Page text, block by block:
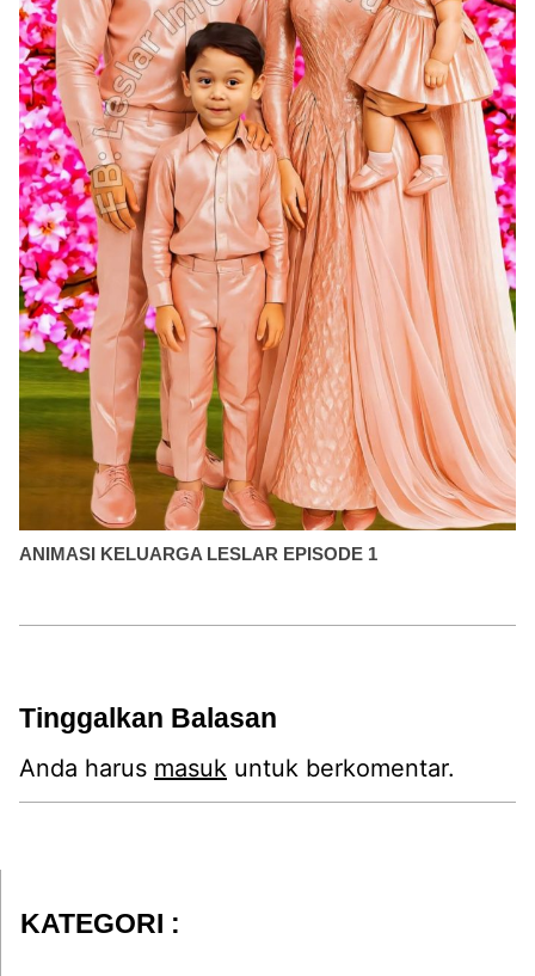
ANIMASI KELUARGA LESLAR EPISODE 1
Tinggalkan Balasan
Anda harus masuk untuk berkomentar.
KATEGORI :